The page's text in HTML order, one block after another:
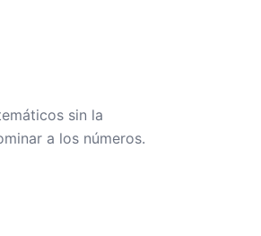
sin la
a los números.